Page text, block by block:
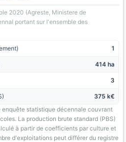
2020 (Agreste, Ministere de
portant sur l'ensemble des
1
414 ha
3
375 k€
statistique décennale couvrant
La production brute standard (PBS)
à partir de coefficients par culture et
d'exploitations peut différer du registre